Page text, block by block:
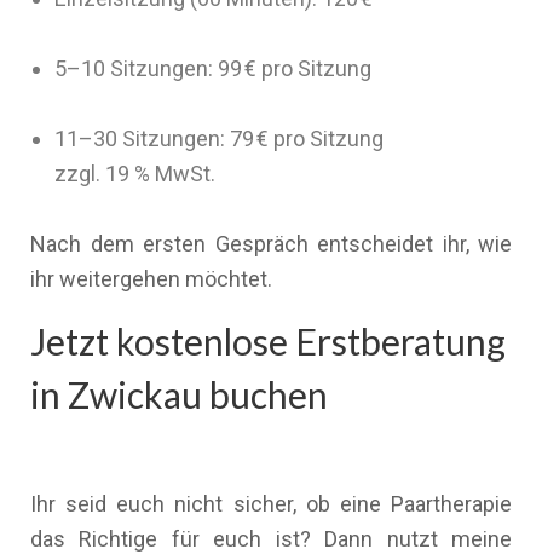
5–10 Sitzungen: 99 € pro Sitzung
11–30 Sitzungen: 79 € pro Sitzung
zzgl. 19 % MwSt.
Nach dem ersten Gespräch entscheidet ihr, wie
ihr weitergehen möchtet.
Jetzt kostenlose Erstberatung
in Zwickau buchen
Ihr seid euch nicht sicher, ob eine Paartherapie
das Richtige für euch ist? Dann nutzt meine